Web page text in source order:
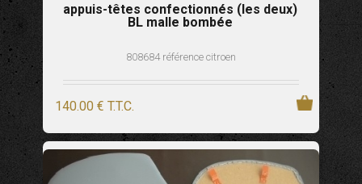
appuis-têtes confectionnés (les deux)
BL malle bombée
808684 référence citroen
140.00 € T.T.C.